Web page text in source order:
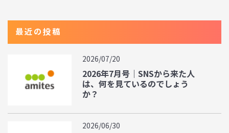
最近の投稿
2026/07/20
2026年7月号｜SNSから来た人
は、何を見ているのでしょう
か？
2026/06/30